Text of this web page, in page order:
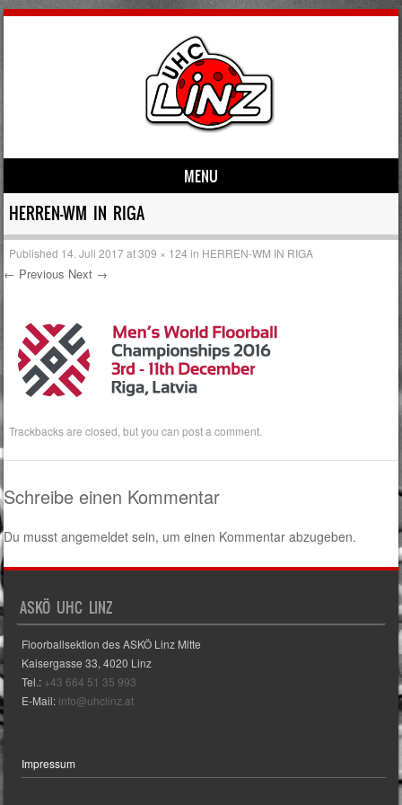
MENU
Skip to content
HERREN-WM IN RIGA
Published 14. Juli 2017at309 × 124 in HERREN-WM IN RIGA
← Previous Next →
Trackbacks are closed, but you canpost a comment
Schreibe einen Kommentar
Du musstangemeldet sein, um einen Kommentar abzugeben.
ASKÖ UHC LINZ
Floorballsektion des ASKÖ Linz Mitte
Kaisergasse 33, 4020 Linz
Tel.: +43 664 51 35 993
E-Mail: info@uhclinz.at
Impressum